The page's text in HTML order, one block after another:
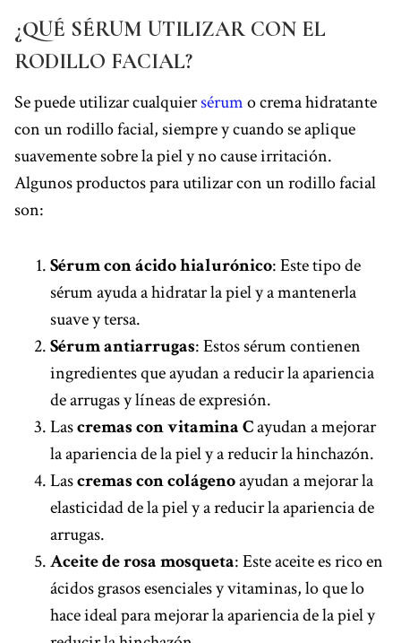
¿QUÉ SÉRUM UTILIZAR CON EL
RODILLO FACIAL?
Se puede utilizar cualquiersérumo crema hidratante
con un rodillo facial, siempre y cuando se aplique
suavemente sobre la piel y no cause irritación.
Algunos productos para utilizar con un rodillo facial
son:
Sérum con ácido hialurónico: Este tipo de
sérum ayuda a hidratar la piel y a mantenerla
suave y tersa.
Sérum antiarrugas: Estos sérum contienen
ingredientes que ayudan a reducir la apariencia
de arrugas y líneas de expresión.
Lascremas con vitamina Cayudan a mejorar
la apariencia de la piel y a reducir la hinchazón.
Lascremas con colágenoayudan a mejorar la
elasticidad de la piel y a reducir la apariencia de
arrugas.
Aceite de rosa mosqueta: Este aceite es rico en
ácidos grasos esenciales y vitaminas, lo que lo
hace ideal para mejorar la apariencia de la piel y